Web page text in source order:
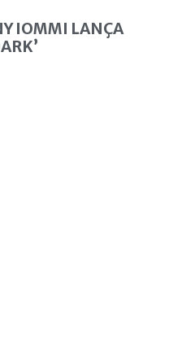
IOMMI LANÇA